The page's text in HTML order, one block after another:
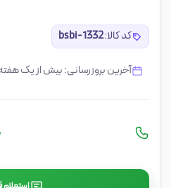
کد کالا:bsbi-1332
آخرین بروزرسانی: بیش از یک